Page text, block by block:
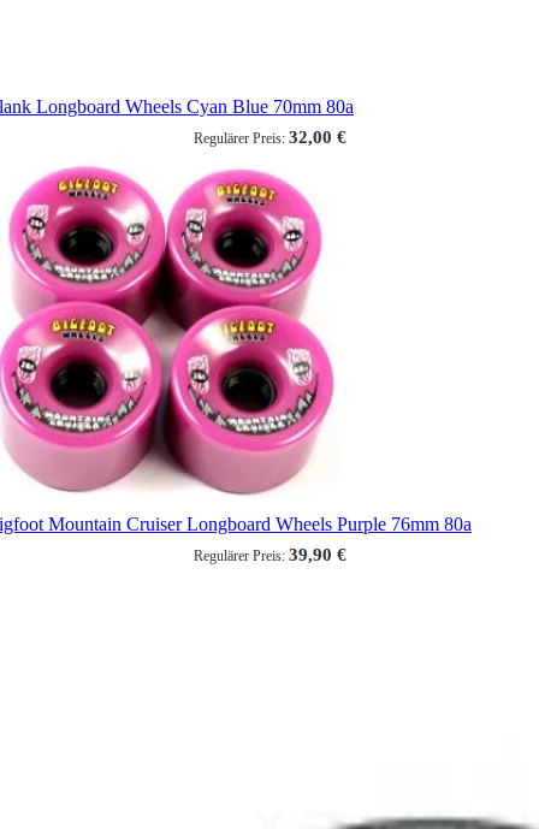
Longboard Wheels Cyan Blue 70mm 80a
Regulärer Preis: 32,00 €
Mountain Cruiser Longboard Wheels Purple 76mm 80a
Regulärer Preis: 39,90 €